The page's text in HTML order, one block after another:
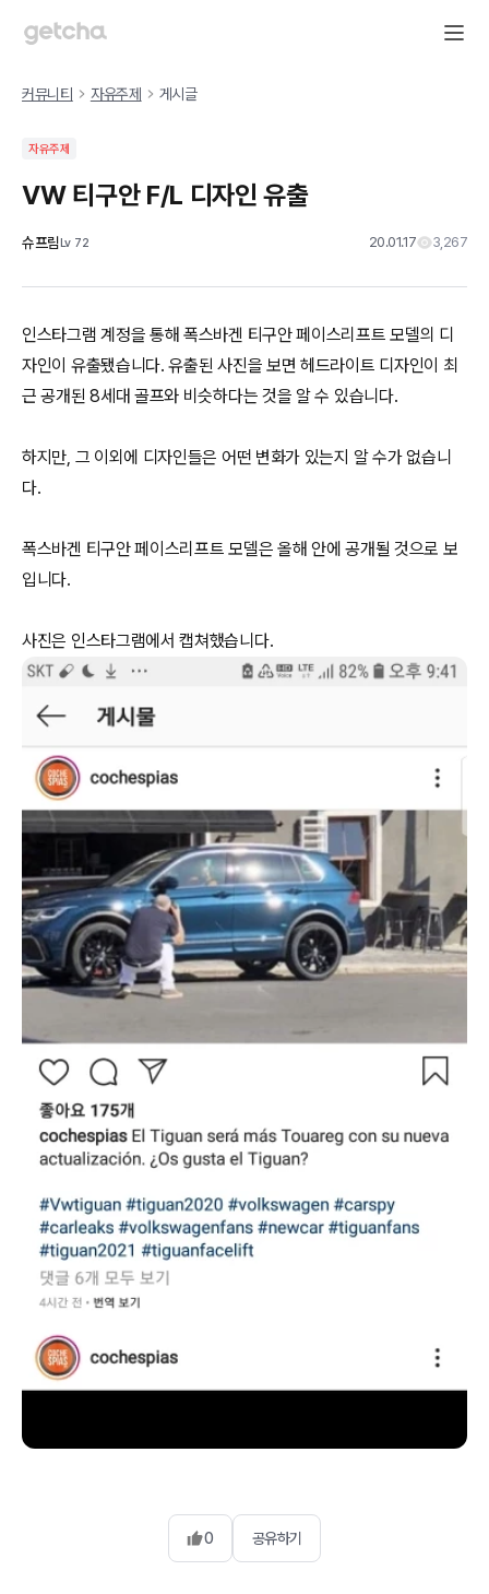
커뮤니티 자유주제 게시글
자유주제
VW 티구안 F/L 디자인 유출
슈프림Lv 72 20.01.17 3,267
인스타그램 계정을 통해 폭스바겐 티구안 페이스리프트 모델의 디
자인이 유출됐습니다. 유출된 사진을 보면 헤드라이트 디자인이 최
근 공개된 8세대 골프와 비슷하다는 것을 알 수 있습니다.
하지만, 그 이외에 디자인들은 어떤 변화가 있는지 알 수가 없습니
다.
폭스바겐 티구안 페이스리프트 모델은 올해 안에 공개될 것으로 보
입니다.
사진은 인스타그램에서 캡쳐했습니다.
0 공유하기